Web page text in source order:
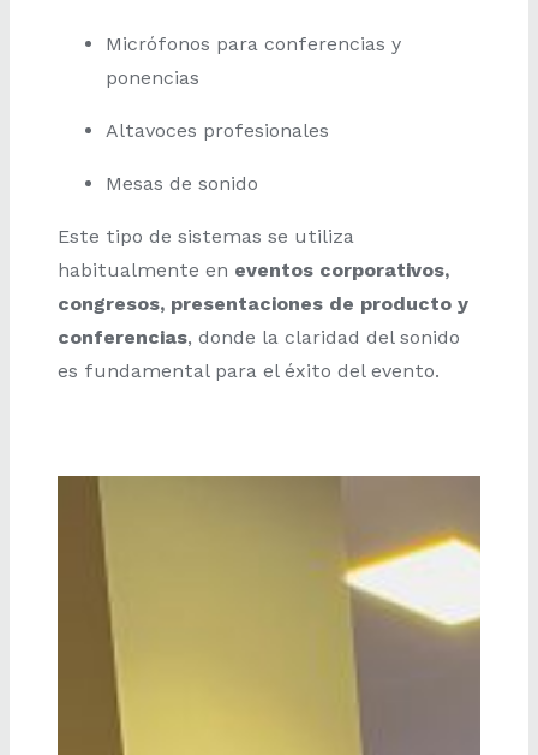
Micrófonos para conferencias y
ponencias
Altavoces profesionales
Mesas de sonido
Este tipo de sistemas se utiliza
habitualmente en eventos corporativos,
congresos, presentaciones de producto y
conferencias, donde la claridad del sonido
es fundamental para el éxito del evento.